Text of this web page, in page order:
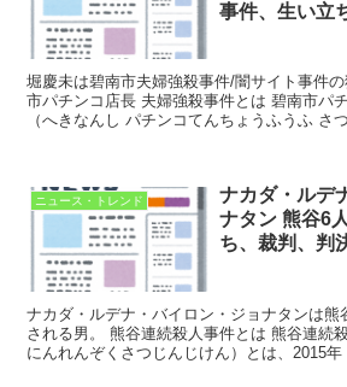
事件、生い立
堀慶未は碧南市夫婦強殺事件/闇サイト事件
市パチンコ店長 夫婦強殺事件とは 碧南市パ
（へきなんし パチンコてんちょうふうふ さ
ニュース・トレンド
ナカダ・ルデ
ナタン 熊谷6
ち、裁判、判
ナカダ・ルデナ・バイロン・ジョナタンは熊
される男。 熊谷連続殺人事件とは 熊谷連続
にんれんぞくさつじんじけん）とは、2015年